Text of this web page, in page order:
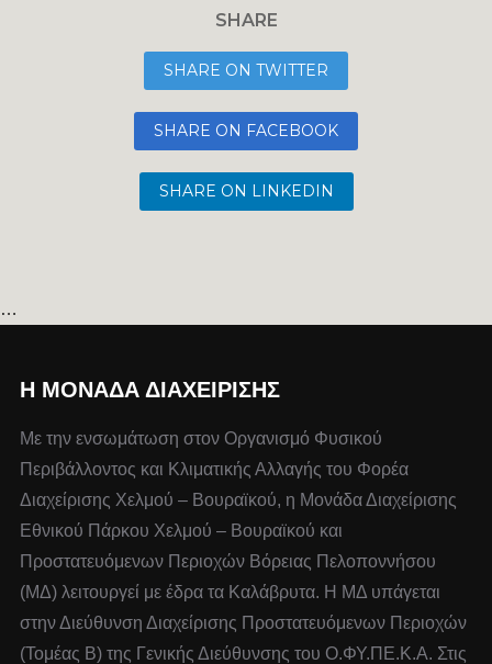
SHARE
SHARE ON TWITTER
SHARE ON FACEBOOK
SHARE ON LINKEDIN
…
Η ΜΟΝΆΔΑ ΔΙΑΧΕΊΡΙΣΗΣ
Με την ενσωμάτωση στον Οργανισμό Φυσικού
Περιβάλλοντος και Κλιματικής Αλλαγής του Φορέα
Διαχείρισης Χελμού – Βουραϊκού, η Μονάδα Διαχείρισης
Εθνικού Πάρκου Χελμού – Βουραϊκού και
Προστατευόμενων Περιοχών Βόρειας Πελοποννήσου
(ΜΔ) λειτουργεί με έδρα τα Καλάβρυτα. Η ΜΔ υπάγεται
στην Διεύθυνση Διαχείρισης Προστατευόμενων Περιοχών
(Τομέας Β) της Γενικής Διεύθυνσης του Ο.ΦΥ.ΠΕ.Κ.Α. Στις